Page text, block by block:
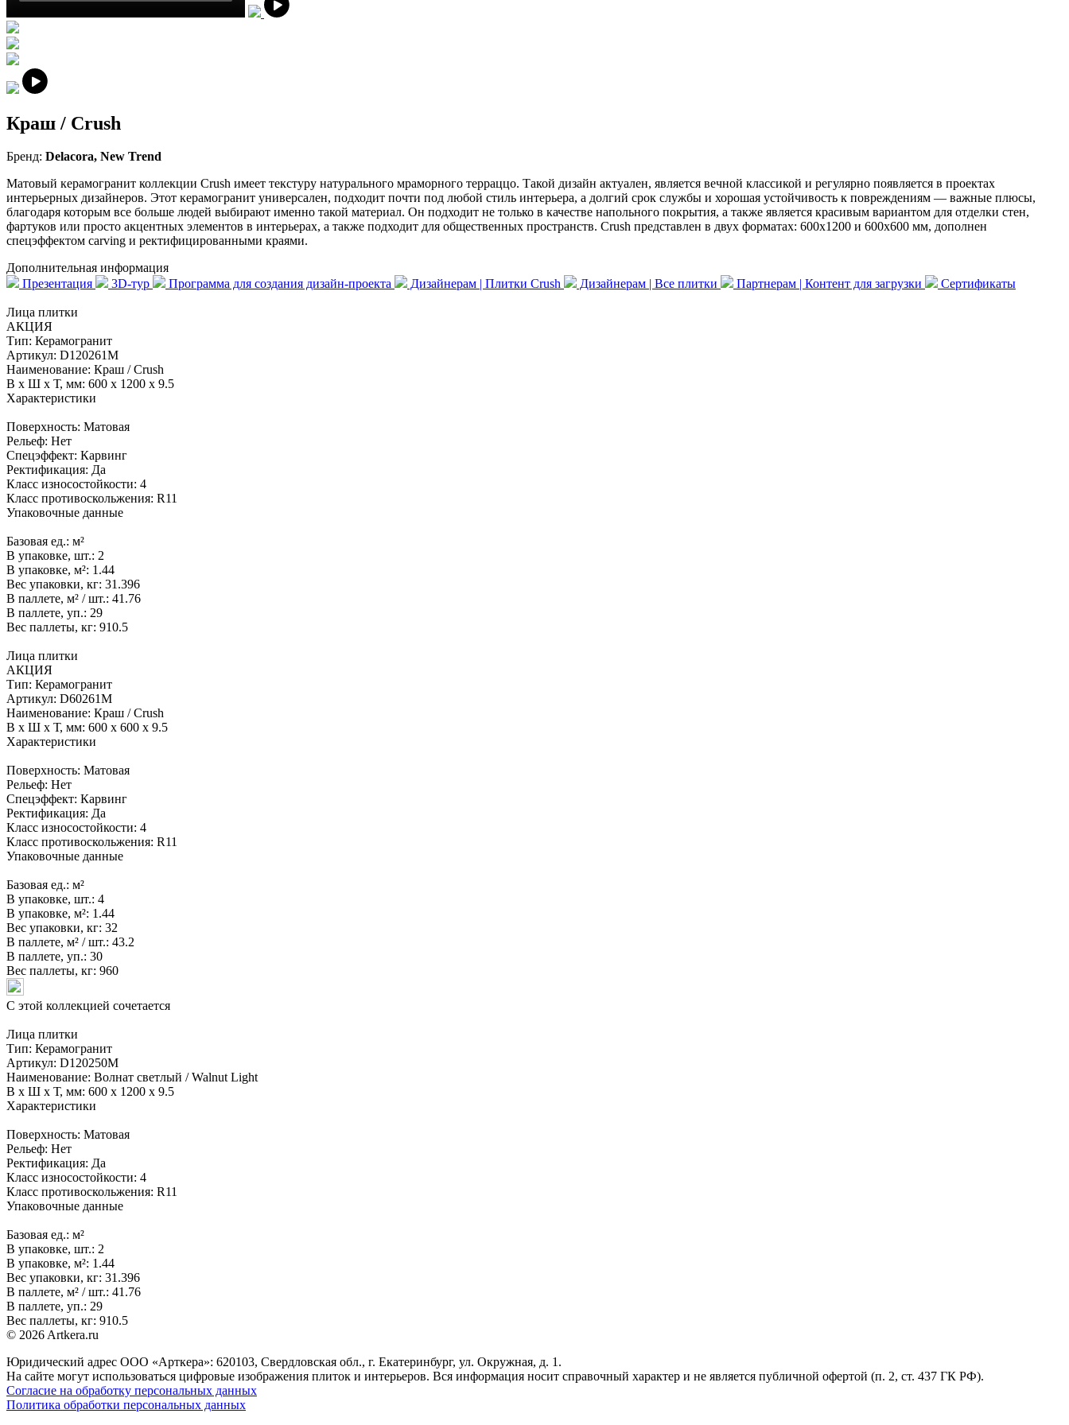
Краш / Crush
Бренд: Delacora, New Trend
Матовый керамогранит коллекции Crush имеет текстуру натурального мраморного терраццо. Такой дизайн актуален, является вечной классикой и регулярно появляется в проектах
интерьерных дизайнеров. Этот керамогранит универсален, подходит почти под любой стиль интерьера, а долгий срок службы и хорошая устойчивость к повреждениям — важные плюсы,
благодаря которым все больше людей выбирают именно такой материал. Он подходит не только в качестве напольного покрытия, а также является красивым вариантом для отделки стен,
фартуков или просто акцентных элементов в интерьерах, а также подходит для общественных пространств. Crush представлен в двух форматах: 600x1200 и 600x600 мм, дополнен
спецэффектом carving и ректифицированными краями.
Дополнительная информация
Презентация
3D-тур Программа для создания дизайн-проекта Дизайнерам | Плитки Crush Дизайнерам | Все плитки Партнерам | Контент для загрузки Сертификаты
Лица плитки
АКЦИЯ
Тип: Керамогранит
Артикул: D120261M
Наименование: Краш / Crush
В x Ш x Т, мм: 600 x 1200 x 9.5
Характеристики
Поверхность: Матовая
Рельеф: Нет
Спецэффект: Карвинг
Ректификация: Да
Класс износостойкости: 4
Класс противоскольжения: R11
Упаковочные данные
Базовая ед.: м²
В упаковке, шт.: 2
В упаковке, м²: 1.44
Вес упаковки, кг: 31.396
В паллете, м² / шт.: 41.76
В паллете, уп.: 29
Вес паллеты, кг: 910.5
Лица плитки
АКЦИЯ
Тип: Керамогранит
Артикул: D60261M
Наименование: Краш / Crush
В x Ш x Т, мм: 600 x 600 x 9.5
Характеристики
Поверхность: Матовая
Рельеф: Нет
Спецэффект: Карвинг
Ректификация: Да
Класс износостойкости: 4
Класс противоскольжения: R11
Упаковочные данные
Базовая ед.: м²
В упаковке, шт.: 4
В упаковке, м²: 1.44
Вес упаковки, кг: 32
В паллете, м² / шт.: 43.2
В паллете, уп.: 30
Вес паллеты, кг: 960
С этой коллекцией сочетается
Лица плитки
Тип: Керамогранит
Артикул: D120250M
Наименование: Волнат светлый / Walnut Light
В x Ш x Т, мм: 600 x 1200 x 9.5
Характеристики
Поверхность: Матовая
Рельеф: Нет
Ректификация: Да
Класс износостойкости: 4
Класс противоскольжения: R11
Упаковочные данные
Базовая ед.: м²
В упаковке, шт.: 2
В упаковке, м²: 1.44
Вес упаковки, кг: 31.396
В паллете, м² / шт.: 41.76
В паллете, уп.: 29
Вес паллеты, кг: 910.5
© 2026 Artkera.ru
Юридический адрес ООО «Арткера»: 620103, Свердловская обл., г. Екатеринбург, ул. Окружная, д. 1.
На сайте могут использоваться цифровые изображения плиток и интерьеров. Вся информация носит справочный характер и не является публичной офертой (п. 2, ст. 437 ГК РФ).
Согласие на обработку персональных данных
Политика обработки персональных данных